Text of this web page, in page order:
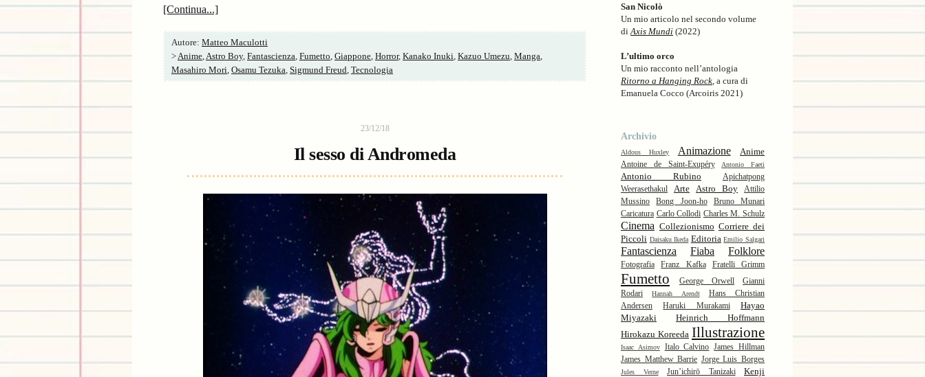
[Continua...]
Autore: Matteo Maculotti
>Anime,Astro Boy, Fantascienza, Fumetto, Giappone, Horror, Kanako Inuki, Kazuo Umezu, Manga,
Masahiro Mori, Osamu Tezuka, Sigmund Freud, Tecnologia
23/12/18
Il sesso di Andromeda
San Nicolò
Un mio articolo nel secondo volume
di Axis Mundi (2022)
L’ultimo orco
Un mio racconto nell’antologia
Ritorno a Hanging Rock , a cura di
Emanuela Cocco (Arcoiris 2021)
Archivio
Aldous Huxley Animazione Anime
Antoine de Saint-Exupéry Antonio Faeti
Antonio Rubino
Apichatpong
Weerasethakul
Arte Astro Boy
Attilio
Mussino
Bong Joon-ho
Bruno Munari
Caricatura Carlo Collodi Charles M. Schulz
Cinema Collezionismo Corriere dei
Piccoli Daisaku Ikeda Editoria Emilio Salgari
Fantascienza Fiaba Folklore
Fotografia Franz Kafka Fratelli Grimm
Fumetto George Orwell
Gianni
Rodari
Hannah Arendt
Hans Christian
Andersen
Haruki Murakami
Hayao
Miyazaki
Heinrich Hoffmann
Hirokazu Koreeda Illustrazione
Isaac Asimov Italo Calvino James Hillman
James Matthew Barrie Jorge Luis Borges
Jules Verne Jun’ichirō Tanizaki
Kenji